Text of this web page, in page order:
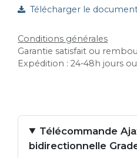
Télécharger le
Conditions générales
Garantie satisfait ou
Expédition : 24-48h jours
Télécommande
bidirectionnelle